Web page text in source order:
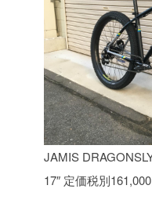
JAMIS
17″ 定価税別